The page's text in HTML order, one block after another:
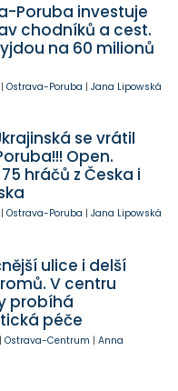
Poruba investuje
chodníků a cest.
na 60 milionů
| Ostrava-Poruba | Jana Lipowská
se vrátil
Open.
hráčů z Česka i
Ostrava-Poruba | Jana Lipowská
ulice i delší
V centru
probíhá
péče
| Ostrava-Centrum | Anna